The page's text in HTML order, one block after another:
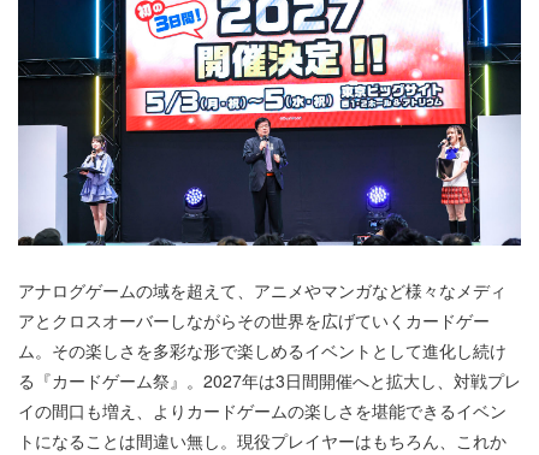
アナログゲームの域を超えて、アニメやマンガなど様々なメディ
アとクロスオーバーしながらその世界を広げていくカードゲー
ム。その楽しさを多彩な形で楽しめるイベントとして進化し続け
る『カードゲーム祭』。2027年は3日間開催へと拡大し、対戦プレ
イの間口も増え、よりカードゲームの楽しさを堪能できるイベン
トになることは間違い無し。現役プレイヤーはもちろん、これか